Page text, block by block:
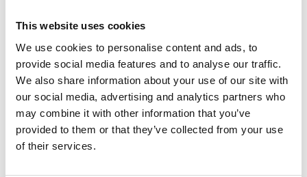
This website uses cookies
We use cookies to personalise content and ads, to
provide social media features and to analyse our traffic.
We also share information about your use of our site with
our social media, advertising and analytics partners who
may combine it with other information that you’ve
provided to them or that they’ve collected from your use
of their services.
succesvol hun weg vonden in de techniek.
Een geslaagde en energieke middag. Op naar een
kracxhtige toekomst met BOOST!